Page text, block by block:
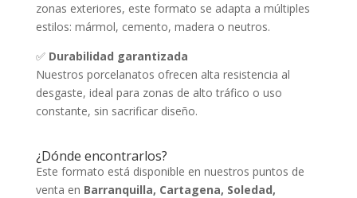
zonas exteriores, este formato se adapta a múltiples
estilos: mármol, cemento, madera o neutros.
✅ Durabilidad garantizada
Nuestros porcelanatos ofrecen alta resistencia al
desgaste, ideal para zonas de alto tráfico o uso
constante, sin sacrificar diseño.
¿Dónde encontrarlos?
Este formato está disponible en nuestros puntos de
venta en Barranquilla, Cartagena, Soledad,